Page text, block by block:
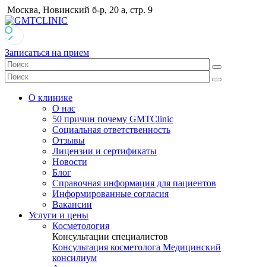
Москва, Новинский б-р, 20 а, стр. 9
Записаться на прием
О клинике
О нас
50 причин почему GMTClinic
Социальная ответственность
Отзывы
Лицензии и сертификаты
Новости
Блог
Справочная информация для пациентов
Информированные согласия
Вакансии
Услуги и цены
Косметология
Консультации специалистов
Консультация косметолога Медицинский
консилиум